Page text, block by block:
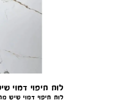
לוח חיפוי דמוי שיש
לוח חיפוי דמוי שיש